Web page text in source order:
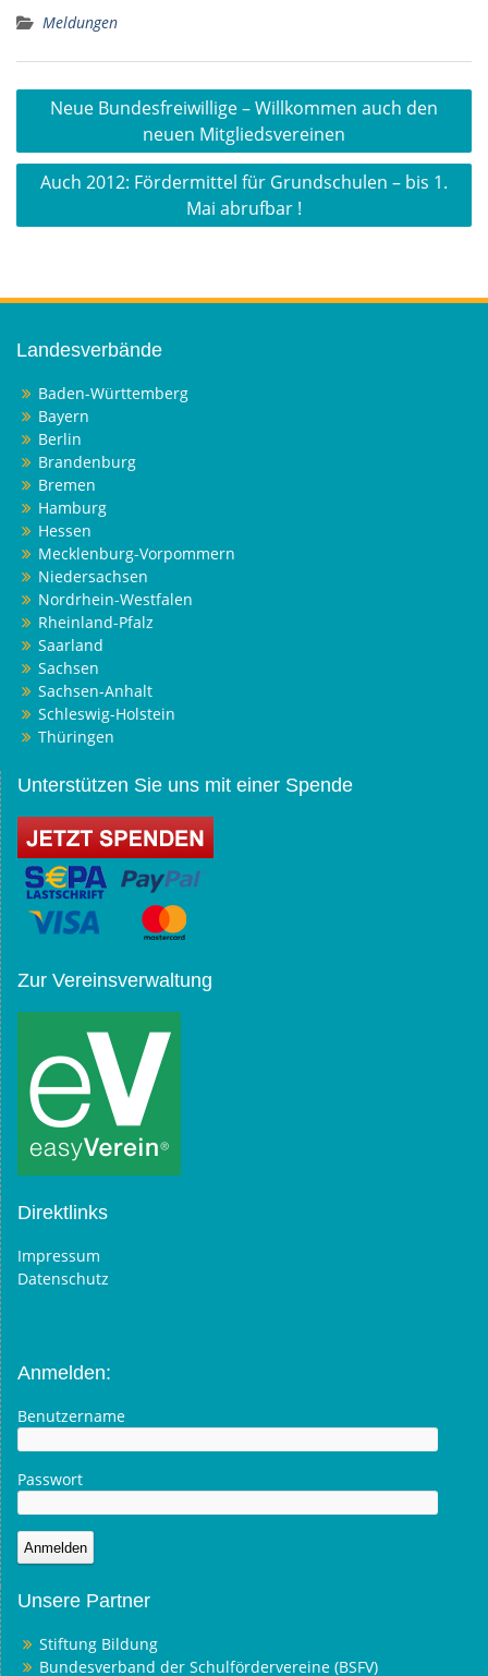
Meldungen
Beitragsnavigation
Neue Bundesfreiwillige – Willkommen auch den
neuen Mitgliedsvereinen
Auch 2012: Fördermittel für Grundschulen – bis 1.
Mai abrufbar !
Landesverbände
Baden-Württemberg
Bayern
Berlin
Brandenburg
Bremen
Hamburg
Hessen
Mecklenburg-Vorpommern
Niedersachsen
Nordrhein-Westfalen
Rheinland-Pfalz
Saarland
Sachsen
Sachsen-Anhalt
Schleswig-Holstein
Thüringen
Unterstützen Sie uns mit einer Spende
Zur Vereinsverwaltung
Direktlinks
Impressum
Datenschutz
Anmelden:
Benutzername
Passwort
Unsere Partner
Stiftung Bildung
Bundesverband der Schulfördervereine (BSFV)